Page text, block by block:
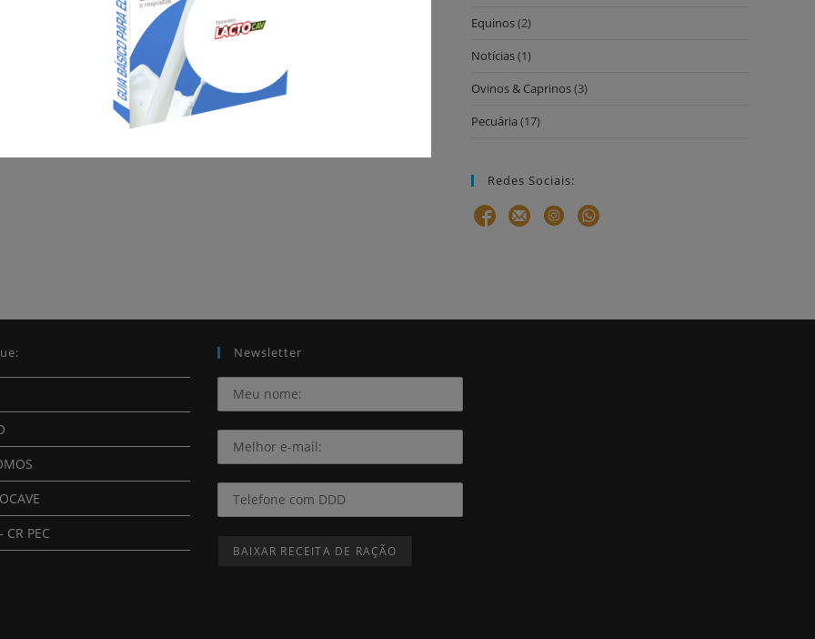
Equinos(2)
Notícias(1)
Ovinos & Caprinos(3)
Pecuária (17)
Redes Sociais:
CR PEC
Newsletter